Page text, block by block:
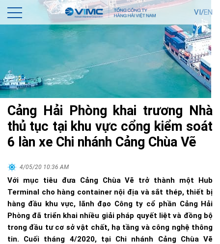
VI/EN
Cảng Hải Phòng khai trương Nhà
thủ tục tại khu vực cổng kiểm soát
6 làn xe Chi nhánh Cảng Chùa Vẽ
4/05/20 10:36 AM
Với mục tiêu đưa Cảng Chùa Vẽ trở thành một Hub
Terminal cho hàng container nội địa và sắt thép, thiết bị
hàng đầu khu vực, lãnh đạo Công ty cổ phần Cảng Hải
Phòng đã triển khai nhiều giải pháp quyết liệt và đồng bộ
trong đầu tư cơ sở vật chất, hạ tầng và công nghệ thông
tin. Cuối tháng 4/2020, tại Chi nhánh Cảng Chùa Vẽ